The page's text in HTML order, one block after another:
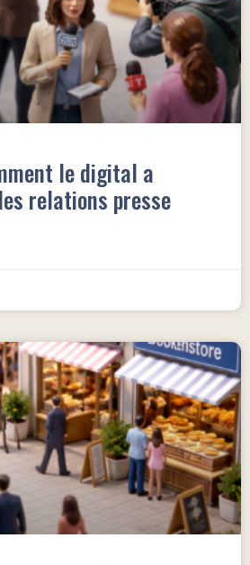
le digital a
relations presse